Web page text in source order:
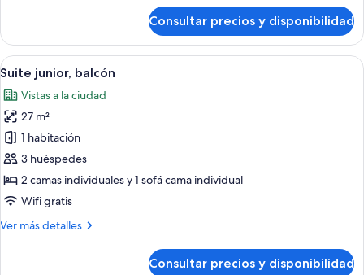
estándar
doble,
balcón,
al
jardín
Consultar precios y disponibilidad
Abrir
todas
las
fotos
de
Suite
junior,
balcón
Una habitación de hotel con balcón,
5
Suite junior, balcón
Vistas a la ciudad
27 m²
1 habitación
3 huéspedes
2 camas individuales y 1 sofá cama individual
Wifi gratis
Ver más detalles
Más
Consultar precios y disponibilidad